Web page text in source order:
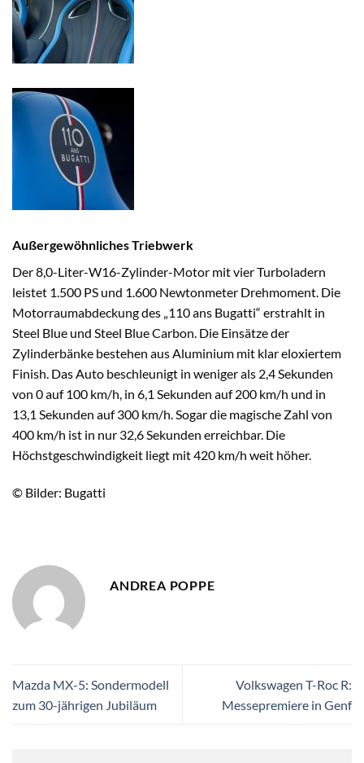
Außergewöhnliches Triebwerk
Der 8,0-Liter-W16-Zylinder-Motor mit vier Turboladern
leistet 1.500 PS und 1.600 Newtonmeter Drehmoment. Die
Motorraumabdeckung des „110 ans Bugatti“ erstrahlt in
Steel Blue und Steel Blue Carbon. Die Einsätze der
Zylinderbänke bestehen aus Aluminium mit klar eloxiertem
Finish. Das Auto beschleunigt in weniger als 2,4 Sekunden
von 0 auf 100 km/h, in 6,1 Sekunden auf 200 km/h und in
13,1 Sekunden auf 300 km/h. Sogar die magische Zahl von
400 km/h ist in nur 32,6 Sekunden erreichbar. Die
Höchstgeschwindigkeit liegt mit 420 km/h weit höher.
© Bilder: Bugatti
ANDREA POPPE
Mazda MX-5: Sondermodell
zum 30-jährigen Jubiläum
Volkswagen T-Roc R:
Messepremiere in Genf